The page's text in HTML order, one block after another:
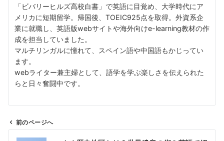
「ビバリーヒルズ高校白書」で英語に目覚め、大学時代にア
メリカに短期留学。帰国後、TOEIC925点を取得。外資系企
業に就職し、英語版webサイトや海外向けe-learning教材の作
成を担当していました。
マルチリンガルに憧れて、スペイン語や中国語もかじってい
ます。
webライター兼主婦として、語学を学ぶ楽しさを伝えられた
らと日々奮闘中です。
前のページへ